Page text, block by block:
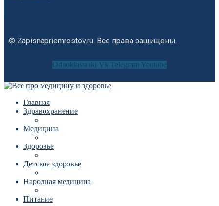
© Zapisnapriemrostov.ru. Все права защищены.
Odnoklassniki Vk Telegram Youtube
Главная
Здравохранение
Медицина
Здоровье
Детское здоровье
Народная медицина
Питание